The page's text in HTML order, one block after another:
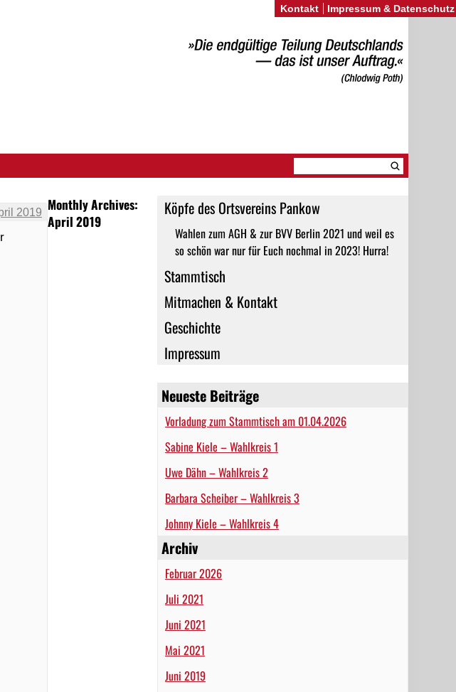
Köpfe des Ortsvereins Pankow
Wahlen zum AGH & zur BVV Berlin 2021 und weil es
so schön war nur für Euch nochmal in 2023! Hurra!
Stammtisch
Mitmachen & Kontakt
Geschichte
Impressum
Neueste Beiträge
Vorladung zum Stammtisch am 01.04.2026
Sabine Kiele – Wahlkreis 1
Uwe Dähn – Wahlkreis 2
Barbara Scheiber – Wahlkreis 3
Johnny Kiele – Wahlkreis 4
Archiv
Februar 2026
Juli 2021
Juni 2021
Mai 2021
Juni 2019
Monthly Archives:
April 2019
2019
Kontakt Impressum & Datenschutz